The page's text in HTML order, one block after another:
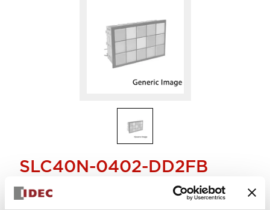
SLC40N-0402-DD2FB
lumière combinée